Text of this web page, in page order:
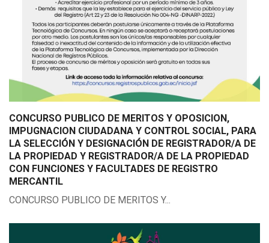
CONCURSO PUBLICO DE MERITOS Y OPOSICION,
IMPUGNACION CIUDADANA Y CONTROL SOCIAL, PARA
LA SELECCIÓN Y DESIGNACIÓN DE REGISTRADOR/A DE
LA PROPIEDAD Y REGISTRADOR/A DE LA PROPIEDAD
CON FUNCIONES Y FACULTADES DE REGISTRO
MERCANTIL
CONCURSO PUBLICO DE MERITOS Y...